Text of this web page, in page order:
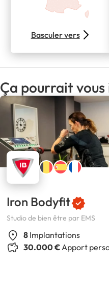
Basculer vers
Ça pourrait
Iron Bodyfit
Studio de bien être par EMS
8 Implantations
30.000 €Apport